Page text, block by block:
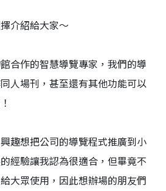
介紹給大家～
合作的智慧導覽專家，我們的導
人場刊，甚至還有其他功能可以
趣想把公司的導覽程式推廣到小
經驗讓我認為很適合，但畢竟不
大眾使用，因此想辦場的朋友們